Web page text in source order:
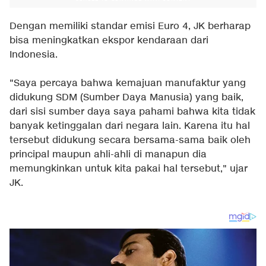
Dengan memiliki standar emisi Euro 4, JK berharap
bisa meningkatkan ekspor kendaraan dari
Indonesia.
"Saya percaya bahwa kemajuan manufaktur yang
didukung SDM (Sumber Daya Manusia) yang baik,
dari sisi sumber daya saya pahami bahwa kita tidak
banyak ketinggalan dari negara lain. Karena itu hal
tersebut didukung secara bersama-sama baik oleh
principal maupun ahli-ahli di manapun dia
memungkinkan untuk kita pakai hal tersebut," ujar
JK.